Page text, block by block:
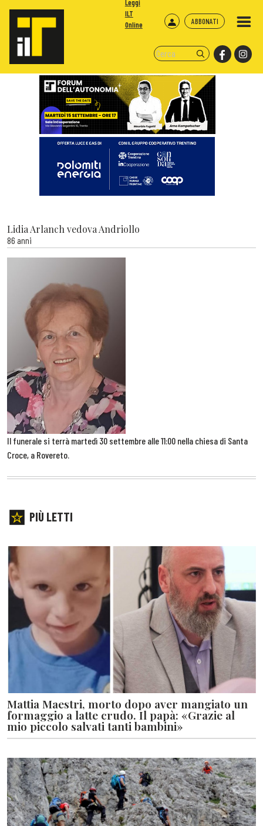
ABBONATI
Leggi
ILT
Online
Lidia Arlanch vedova Andriollo
86 anni
Il funerale si terrà martedì 30 settembre alle 11:00 nella chiesa di Santa
Croce, a Rovereto.
PIÙ LETTI
Mattia Maestri, morto dopo aver mangiato un
formaggio a latte crudo. Il papà: «Grazie al
mio piccolo salvati tanti bambini»